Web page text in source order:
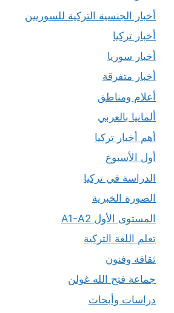
أخبار الجنسية التركية للسوريين
أخبار تركيا
أخبار سوريا
أخبار متفرقة
أعلام ومناطق
ألمانيا بالعربي
أهم أخبار تركيا
أول الأسبوع
الدراسة في تركيا
الصورة الخبرية
المستوى الأول A1-A2
تعلم اللغة التركية
ثقافة وفنون
جماعة فتح الله غولن
دراسات وأبحاث